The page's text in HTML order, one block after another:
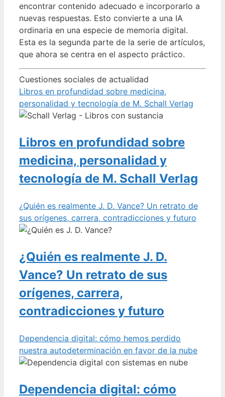
encontrar contenido adecuado e incorporarlo a
nuevas respuestas. Esto convierte a una IA
ordinaria en una especie de memoria digital.
Esta es la segunda parte de la serie de artículos,
que ahora se centra en el aspecto práctico.
Cuestiones sociales de actualidad
Libros en profundidad sobre medicina,
personalidad y tecnología de M. Schall Verlag
Libros en profundidad sobre
medicina, personalidad y
tecnología de M. Schall Verlag
¿Quién es realmente J. D. Vance? Un retrato de
sus orígenes, carrera, contradicciones y futuro
¿Quién es realmente J. D.
Vance? Un retrato de sus
orígenes, carrera,
contradicciones y futuro
Dependencia digital: cómo hemos perdido
nuestra autodeterminación en favor de la nube
Dependencia digital: cómo